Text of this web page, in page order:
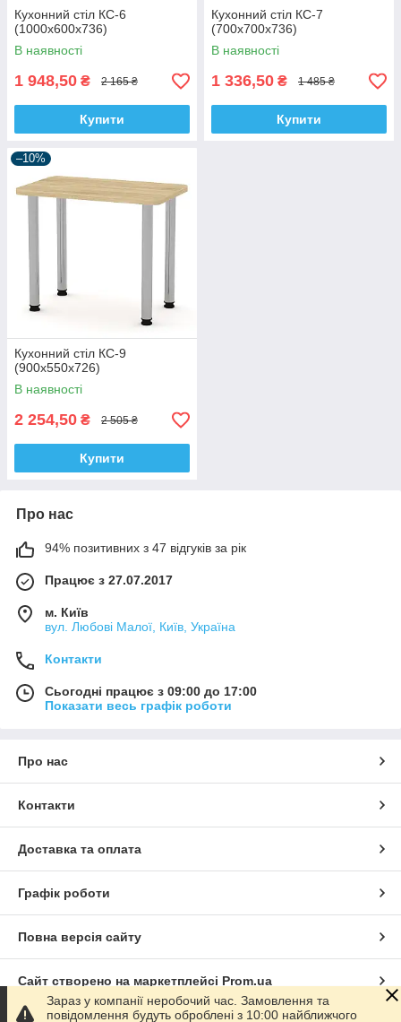
Кухонний стіл КС-6
(1000х600х736)
В наявності
1 948,50 ₴ 2 165 ₴
Купити
Кухонний стіл КС-7
(700х700х736)
В наявності
1 336,50 ₴ 1 485 ₴
Купити
–10%
Кухонний стіл КС-9
(900х550х726)
В наявності
2 254,50 ₴ 2 505 ₴
Купити
Про нас
94% позитивних з 47 відгуків за рік
Працює з 27.07.2017
м. Київ
вул. Любові Малої, Київ, Україна
Контакти
Сьогодні працює з 09:00 до 17:00
Показати весь графік роботи
Про нас
Контакти
Доставка та оплата
Графік роботи
Повна версія сайту
Сайт створено на маркетплейсі Prom.ua
Зараз у компанії неробочий час. Замовлення та
повідомлення будуть оброблені з 10:00 найближчого